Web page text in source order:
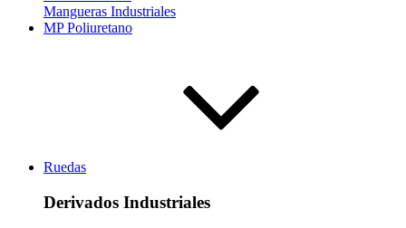
Mangueras Industriales
MP Poliuretano
Ruedas
Derivados Industriales